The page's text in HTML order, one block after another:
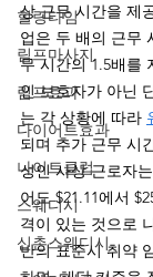
힐링타임
림프마사지
림프효과
다이어트효과
나이트클럽
스웨디시
신촌스웨디시
상 근무 시간을 제
업은 두 배의 근무
무 시간의 1.5배를
인 보호자가 아닌
는 각 상황에 따라
되며 추가 근무 시
성인 사상 근로자
어도 $21.11에서
격이 있는 것으로
반의 표준시 취약